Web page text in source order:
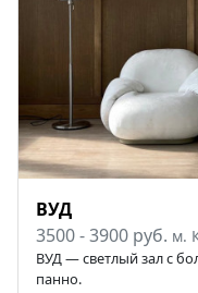
ВУД
3500 - 3900 руб. м.
ВУД — светлый зал с
панно.